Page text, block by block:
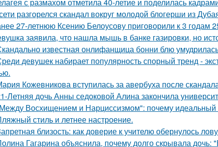
разгорелся скандал вокруг молодой блогерши из
27-летнюю Ксению Белоусову приговорили к 3 годам
заявила, что нашла мышь в банке газировки, но
известная онлифанщица бонни блю
девушек набирает популярность спорный тренд -
Кожевникова вступилась за авербуха после
Летняя дочь Анны седоковой Алина закончила
Восхищением и Нарциссизмом": почему
стиль и летнее настроение.
близость: как доверие к учителю обернулось
Гагарина объяснила, почему долго скрывала